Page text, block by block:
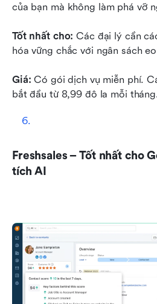
của bạn mà không làm phá vỡ
Tốt nhất cho: Các đại lý cần
hóa vững chắc với ngân sách
Giá: Có gói dịch vụ miễn phí.
bắt đầu từ 8,99 đô la mỗi
Freshsales – Tốt nhất cho
tích AI